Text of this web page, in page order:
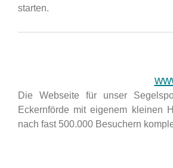
starten.
Die Webseite für unser
Eckernförde mit eigenem kleinen
nach fast 500.000 Besuchern